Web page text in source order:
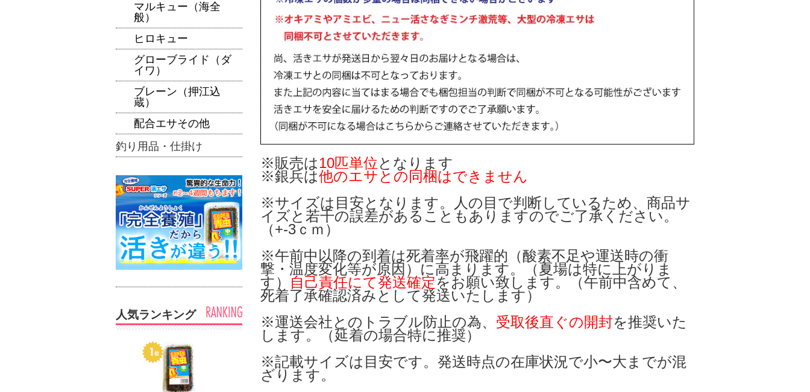
※販売は10匹単位 となります
※銀兵は他のエサとの同梱はできません
※サイズは目安となります。人の目で判断しているため、商品サ
イズと若干の誤差があることもありますのでご了承ください。
（+-3ｃｍ）
※午前中以降の到着は死着率が飛躍的（酸素不足や運送時の衝
撃・温度変化等が原因）に高まります。（夏場は特に上がりま
す）
自己責任にて発送確定をお願い致します。（午前中含めて、
死着了承確認済みとして発送いたします）
※運送会社とのトラブル防止の為、 受取後直ぐの開封を推奨いた
します。（延着の場合特に推奨）
※記載サイズは目安です。発送時点の在庫状況で小〜大までが混
ざります。
マルキュー（海全
般）
ヒロキュー
グローブライド（ダ
イワ）
ブレーン（押江込
蔵）
配合エサその他
釣り用品・仕掛け
人気ランキング